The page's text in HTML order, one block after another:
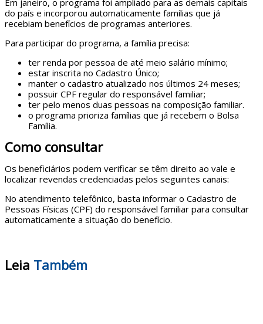
do país e incorporou automaticamente famílias que já
recebiam benefícios de programas anteriores.
Para participar do programa, a família precisa:
ter renda por pessoa de até meio salário mínimo;
estar inscrita no Cadastro Único;
manter o cadastro atualizado nos últimos 24 meses;
possuir CPF regular do responsável familiar;
ter pelo menos duas pessoas na composição familiar.
o programa prioriza famílias que já recebem o Bolsa
Família.
Como consultar
Os beneficiários podem verificar se têm direito ao vale e
localizar revendas credenciadas pelos seguintes canais:
No atendimento telefônico, basta informar o Cadastro de
Pessoas Físicas (CPF) do responsável familiar para consultar
automaticamente a situação do benefício.
Leia Também